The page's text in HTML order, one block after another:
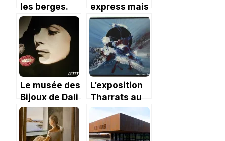
les berges.
express mais
privée au
Musée
Aéroscopia
Le musée des
Bijoux de Dali
L’exposition
Tharrats au
Musée de
Cadaqués